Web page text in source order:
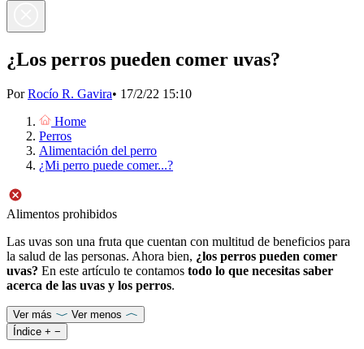
¿Los perros pueden comer uvas?
PorRocío R. Gavira• 17/2/22 15:10
Home
Perros
Alimentación del perro
¿Mi perro puede comer...?
Alimentos prohibidos
Las uvas son una fruta que cuentan con multitud de beneficios para
la salud de las personas. Ahora bien, ¿los perros pueden comer
uvas? En este artículo te contamos todo lo que necesitas saber
acerca de las uvas y los perros.
Ver más
Ver menos
Índice + −